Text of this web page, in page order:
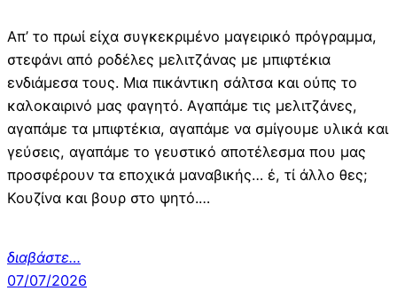
Απ’ το πρωί είχα συγκεκριμένο μαγειρικό πρόγραμμα,
στεφάνι από ροδέλες μελιτζάνας με μπιφτέκια
ενδιάμεσα τους. Μια πικάντικη σάλτσα και ούπς το
καλοκαιρινό μας φαγητό. Αγαπάμε τις μελιτζάνες,
αγαπάμε τα μπιφτέκια, αγαπάμε να σμίγουμε υλικά και
γεύσεις, αγαπάμε το γευστικό αποτέλεσμα που μας
προσφέρουν τα εποχικά μαναβικής… έ, τί άλλο θες;
Κουζίνα και βουρ στο ψητό.…
διαβάστε…
07/07/2026